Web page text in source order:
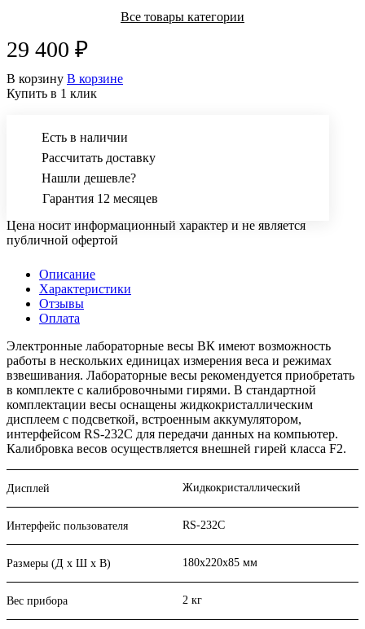
Все товары категории
29 400 ₽
В корзину В корзине
Купить в 1 клик
Есть в наличии
Рассчитать доставку
Нашли дешевле?
Гарантия 12 месяцев
Цена носит информационный характер и не является
публичной офертой
Описание
Характеристики
Отзывы
Оплата
Электронные лабораторные весы ВК имеют возможность
работы в нескольких единицах измерения веса и режимах
взвешивания. Лабораторные весы рекомендуется приобретать
в комплекте с калибровочными гирями. В стандартной
комплектации весы оснащены жидкокристаллическим
дисплеем с подсветкой, встроенным аккумулятором,
интерфейсом RS-232C для передачи данных на компьютер.
Калибровка весов осуществляется внешней гирей класса F2.
Дисплей Жидкокристаллический
Интерфейс пользователя RS-232C
Размеры (Д х Ш х В) 180х220х85 мм
Вес прибора 2 кг